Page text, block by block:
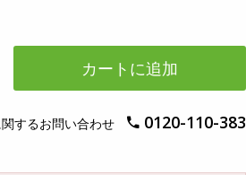
カートに追加
するお問い合わせ 0120-110-383